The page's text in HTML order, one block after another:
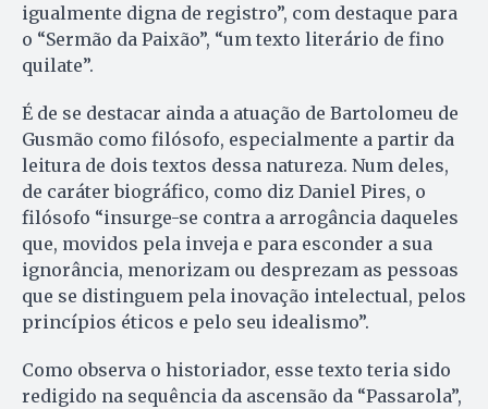
igualmente digna de registro”, com destaque para
o “Sermão da Paixão”, “um texto literário de fino
quilate”.
É de se destacar ainda a atuação de Bartolomeu de
Gusmão como filósofo, especialmente a partir da
leitura de dois textos dessa natureza. Num deles,
de caráter biográfico, como diz Daniel Pires, o
filósofo “insurge-se contra a arrogância daqueles
que, movidos pela inveja e para esconder a sua
ignorância, menorizam ou desprezam as pessoas
que se distinguem pela inovação intelectual, pelos
princípios éticos e pelo seu idealismo”.
Como observa o historiador, esse texto teria sido
redigido na sequência da ascensão da “Passarola”,